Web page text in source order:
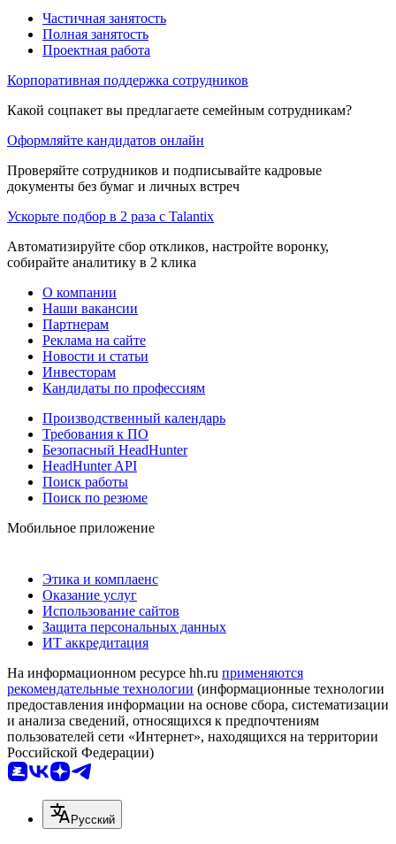
Частичная занятость
Полная занятость
Проектная работа
Корпоративная поддержка сотрудников
Какой соцпакет вы предлагаете семейным сотрудникам?
Оформляйте кандидатов онлайн
Проверяйте сотрудников и подписывайте кадровые
документы без бумаг и личных встреч
Ускорьте подбор в 2 раза с Talantix
Автоматизируйте сбор откликов, настройте воронку,
собирайте аналитику в 2 клика
О компании
Наши вакансии
Партнерам
Реклама на сайте
Новости и статьи
Инвесторам
Кандидаты по профессиям
Производственный календарь
Требования к ПО
Безопасный HeadHunter
HeadHunter API
Поиск работы
Поиск по резюме
Мобильное приложение
Этика и комплаенс
Оказание услуг
Использование сайтов
Защита персональных данных
ИТ аккредитация
На информационном ресурсе hh.ru применяются
рекомендательные технологии (информационные технологии
предоставления информации на основе сбора, систематизации
и анализа сведений, относящихся к предпочтениям
пользователей сети «Интернет», находящихся на территории
Российской Федерации)
Русский